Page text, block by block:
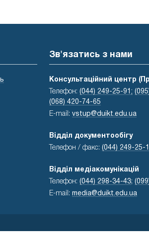
Зв'язатись з нами
Консультаційний центр
Телефон: (044) 249-25-91;
(068) 420-74-65
E-mail: vstup@duikt.edu.ua
Відділ документообігу
Телефон / факс: (044) 249-25-
Відділ медіакомунікацій
Телефон: (044) 298-34-43;
E-mail: media@duikt.edu.ua